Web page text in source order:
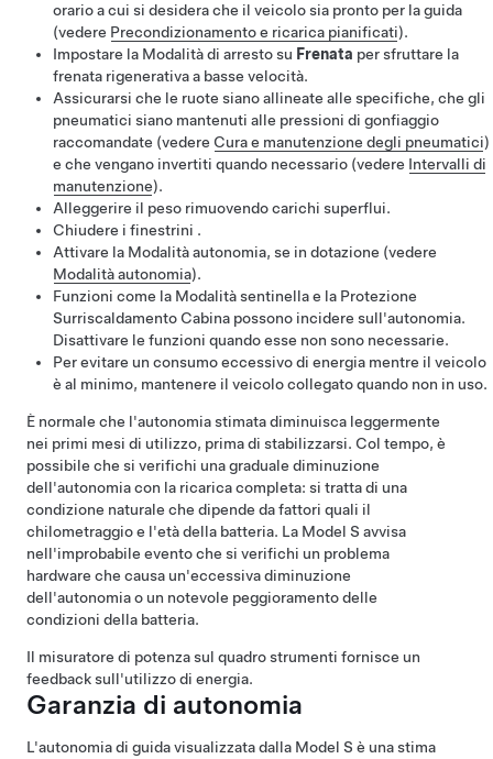
orario a cui si desidera che il veicolo sia pronto per la guida
(vedere Precondizionamento e ricarica pianificati).
Impostare la Modalità di arresto su Frenata per sfruttare la
frenata rigenerativa a basse velocità.
Assicurarsi che le ruote siano allineate alle specifiche, che gli
pneumatici siano mantenuti alle pressioni di gonfiaggio
raccomandate (vedere Cura e manutenzione degli pneumatici)
e che vengano invertiti quando necessario (vedere Intervalli di
manutenzione).
Alleggerire il peso rimuovendo carichi superflui.
Chiudere i finestrini .
Attivare la Modalità autonomia, se in dotazione (vedere
Modalità autonomia).
Funzioni come la Modalità sentinella e la Protezione
Surriscaldamento Cabina possono incidere sull'autonomia.
Disattivare le funzioni quando esse non sono necessarie.
Per evitare un consumo eccessivo di energia mentre il veicolo
è al minimo, mantenere il veicolo collegato quando non in uso.
È normale che l'autonomia stimata diminuisca leggermente
nei primi mesi di utilizzo, prima di stabilizzarsi. Col tempo, è
possibile che si verifichi una graduale diminuzione
dell'autonomia con la ricarica completa: si tratta di una
condizione naturale che dipende da fattori quali il
chilometraggio e l'età della batteria. La Model S avvisa
nell'improbabile evento che si verifichi un problema
hardware che causa un'eccessiva diminuzione
dell'autonomia o un notevole peggioramento delle
condizioni della batteria.
Il misuratore di potenza sul quadro strumenti fornisce un
feedback sull'utilizzo di energia.
Garanzia di autonomia
L'autonomia di guida visualizzata dalla Model S è una stima